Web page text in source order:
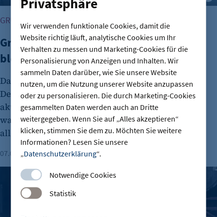
Wir verwenden funktionale Cookies, damit die
Website richtig läuft, analytische Cookies um Ihr
Verhalten zu messen und Marketing-Cookies für die
Personalisierung von Anzeigen und Inhalten. Wir
sammeln Daten darüber, wie Sie unsere Website
nutzen, um die Nutzung unserer Website anzupassen
oder zu personalisieren. Die durch Marketing-Cookies
gesammelten Daten werden auch an Dritte
weitergegeben. Wenn Sie auf „Alles akzeptieren“
klicken, stimmen Sie dem zu. Möchten Sie weitere
Informationen? Lesen Sie unsere
„Datenschutzerklärung“.
Notwendige Cookies
Statistik
GRÜNDUNG
Gründungszahlen steigen, Bürokratie
bleibt größte Hürde
Das Interesse an Unternehmensgründungen in
Deutschland nimmt wieder zu. Dies zeigt der
aktuelle DIHK-Gründungsreport. Viele Menschen
wagen den Schritt in die Selbstständigkeit
allerdings aus wirtschaftlicher Unsicherheit.
07.08.2026 Lesezeit: 1 Minute
Brauerei Lemke – Berlins Biermanufaktur mit ordentlich